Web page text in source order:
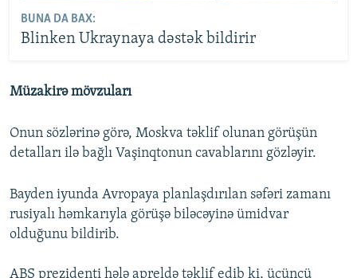
BUNA DA BAX:
Blinken Ukraynaya dəstək bildirir
Müzakirə mövzuları
Onun sözlərinə görə, Moskva təklif olunan görüşün
detalları ilə bağlı Vaşinqtonun cavablarını gözləyir.
Bayden iyunda Avropaya planlaşdırılan səfəri zamanı
rusiyalı həmkarıyla görüşə biləcəyinə ümidvar
olduğunu bildirib.
ABŞ prezidenti hələ apreldə təklif edib ki, üçüncü